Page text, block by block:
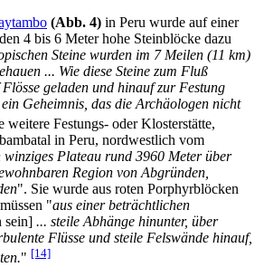
(Abb. 4) in Peru wurde auf einer
4 bis 6 Meter hohe Steinblöcke dazu
Steine wurden im 7 Meilen (11 km)
... Wie diese Steine zum Fluß
geladen und hinauf zur Festung
Geheimnis, das die Archäologen nicht
weitere Festungs- oder Klosterstätte,
in Peru, nordwestlich vom
winziges Plateau rund 3960 Meter über
Region von Abgründen,
". Sie wurde aus roten Porphyrblöcken
"aus einer beträchtlichen
sein] ... steile Abhänge hinunter, über
Flüsse und steile Felswände hinauf,
" [14]